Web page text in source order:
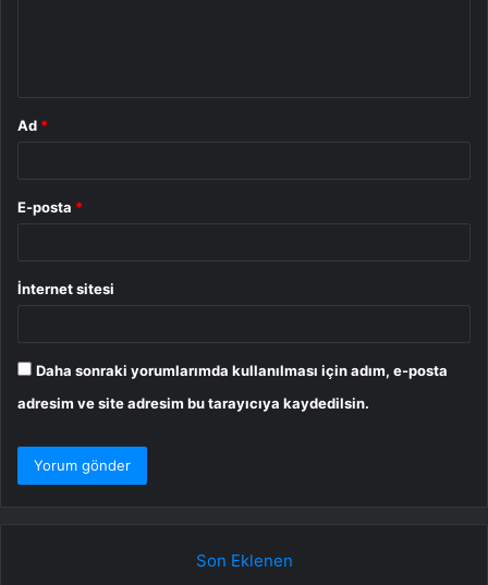
Ad *
E-posta *
İnternet sitesi
Daha sonraki yorumlarımda kullanılması için adım, e-posta
adresim ve site adresim bu tarayıcıya kaydedilsin.
Son Eklenen